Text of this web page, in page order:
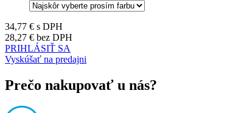
34,77 € s DPH
28,27 € bez DPH
PRIHLÁSIŤ SA
Vyskúšať na predajni
Prečo nakupovať u nás?